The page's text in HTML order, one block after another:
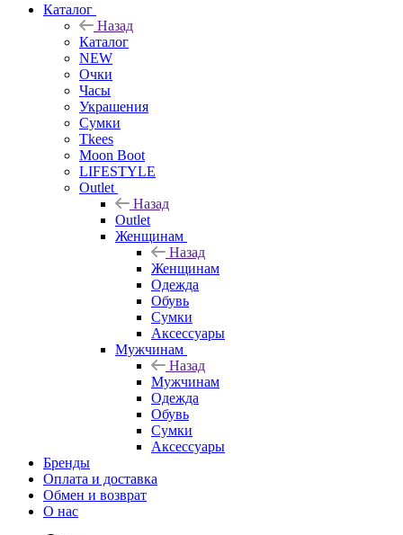
Каталог
Назад
Каталог
NEW
Очки
Часы
Украшения
Сумки
Tkees
Moon Boot
LIFESTYLE
Outlet
Назад
Outlet
Женщинам
Назад
Женщинам
Одежда
Обувь
Сумки
Аксессуары
Мужчинам
Назад
Мужчинам
Одежда
Обувь
Сумки
Аксессуары
Бренды
Оплата и доставка
Обмен и возврат
О нас